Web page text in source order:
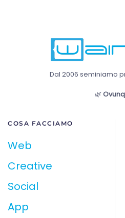
Dal 2006 seminiamo
🌿
COSA FACCIAMO
Web
Creative
Social
App